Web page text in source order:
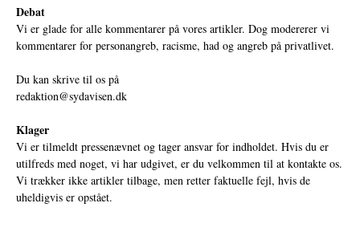
Debat
Vi er glade for alle kommentarer på vores artikler. Dog modererer vi
kommentarer for personangreb, racisme, had og angreb på privatlivet.
Du kan skrive til os på
redaktion@sydavisen.dk
Klager
Vi er tilmeldt pressenævnet og tager ansvar for indholdet. Hvis du er
utilfreds med noget, vi har udgivet, er du velkommen til at kontakte os.
Vi trækker ikke artikler tilbage, men retter faktuelle fejl, hvis de
uheldigvis er opstået.